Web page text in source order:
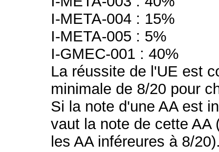
I-META-004 : 15%
I-META-005 : 5%
I-GMEC-001 : 40%
La réussite de l'UE est
minimale de 8/20 pour
Si la note d'une AA est
vaut la note de cette
les AA inféreures à 8/